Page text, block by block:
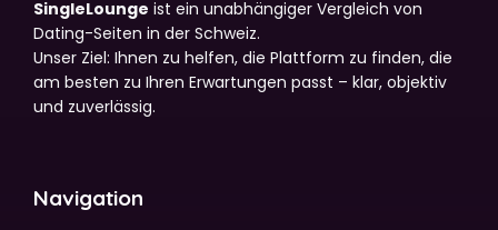
SingleLounge ist ein unabhängiger Vergleich von
Dating-Seiten in der Schweiz.
Unser Ziel: Ihnen zu helfen, die Plattform zu finden, die
am besten zu Ihren Erwartungen passt – klar, objektiv
und zuverlässig.
Navigation